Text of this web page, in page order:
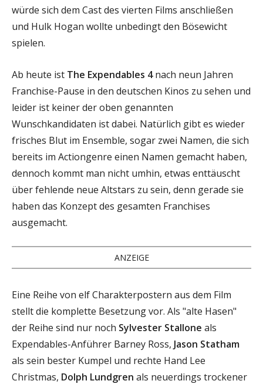
würde sich dem Cast des vierten Films anschließen
und Hulk Hogan wollte unbedingt den Bösewicht
spielen.
Ab heute ist The Expendables 4nach neun Jahren
Franchise-Pause in den deutschen Kinos zu sehen und
leider ist keiner der oben genannten
Wunschkandidaten ist dabei. Natürlich gibt es wieder
frisches Blut im Ensemble, sogar zwei Namen, die sich
bereits im Actiongenre einen Namen gemacht haben,
dennoch kommt man nicht umhin, etwas enttäuscht
über fehlende neue Altstars zu sein, denn gerade sie
haben das Konzept des gesamten Franchises
ausgemacht.
ANZEIGE
Eine Reihe von elf Charakterpostern aus dem Film
stellt die komplette Besetzung vor. Als "alte Hasen"
der Reihe sind nur noch Sylvester Stallone als
Expendables-Anführer Barney Ross, Jason Statham
als sein bester Kumpel und rechte Hand Lee
Christmas, Dolph Lundgren als neuerdings trockener